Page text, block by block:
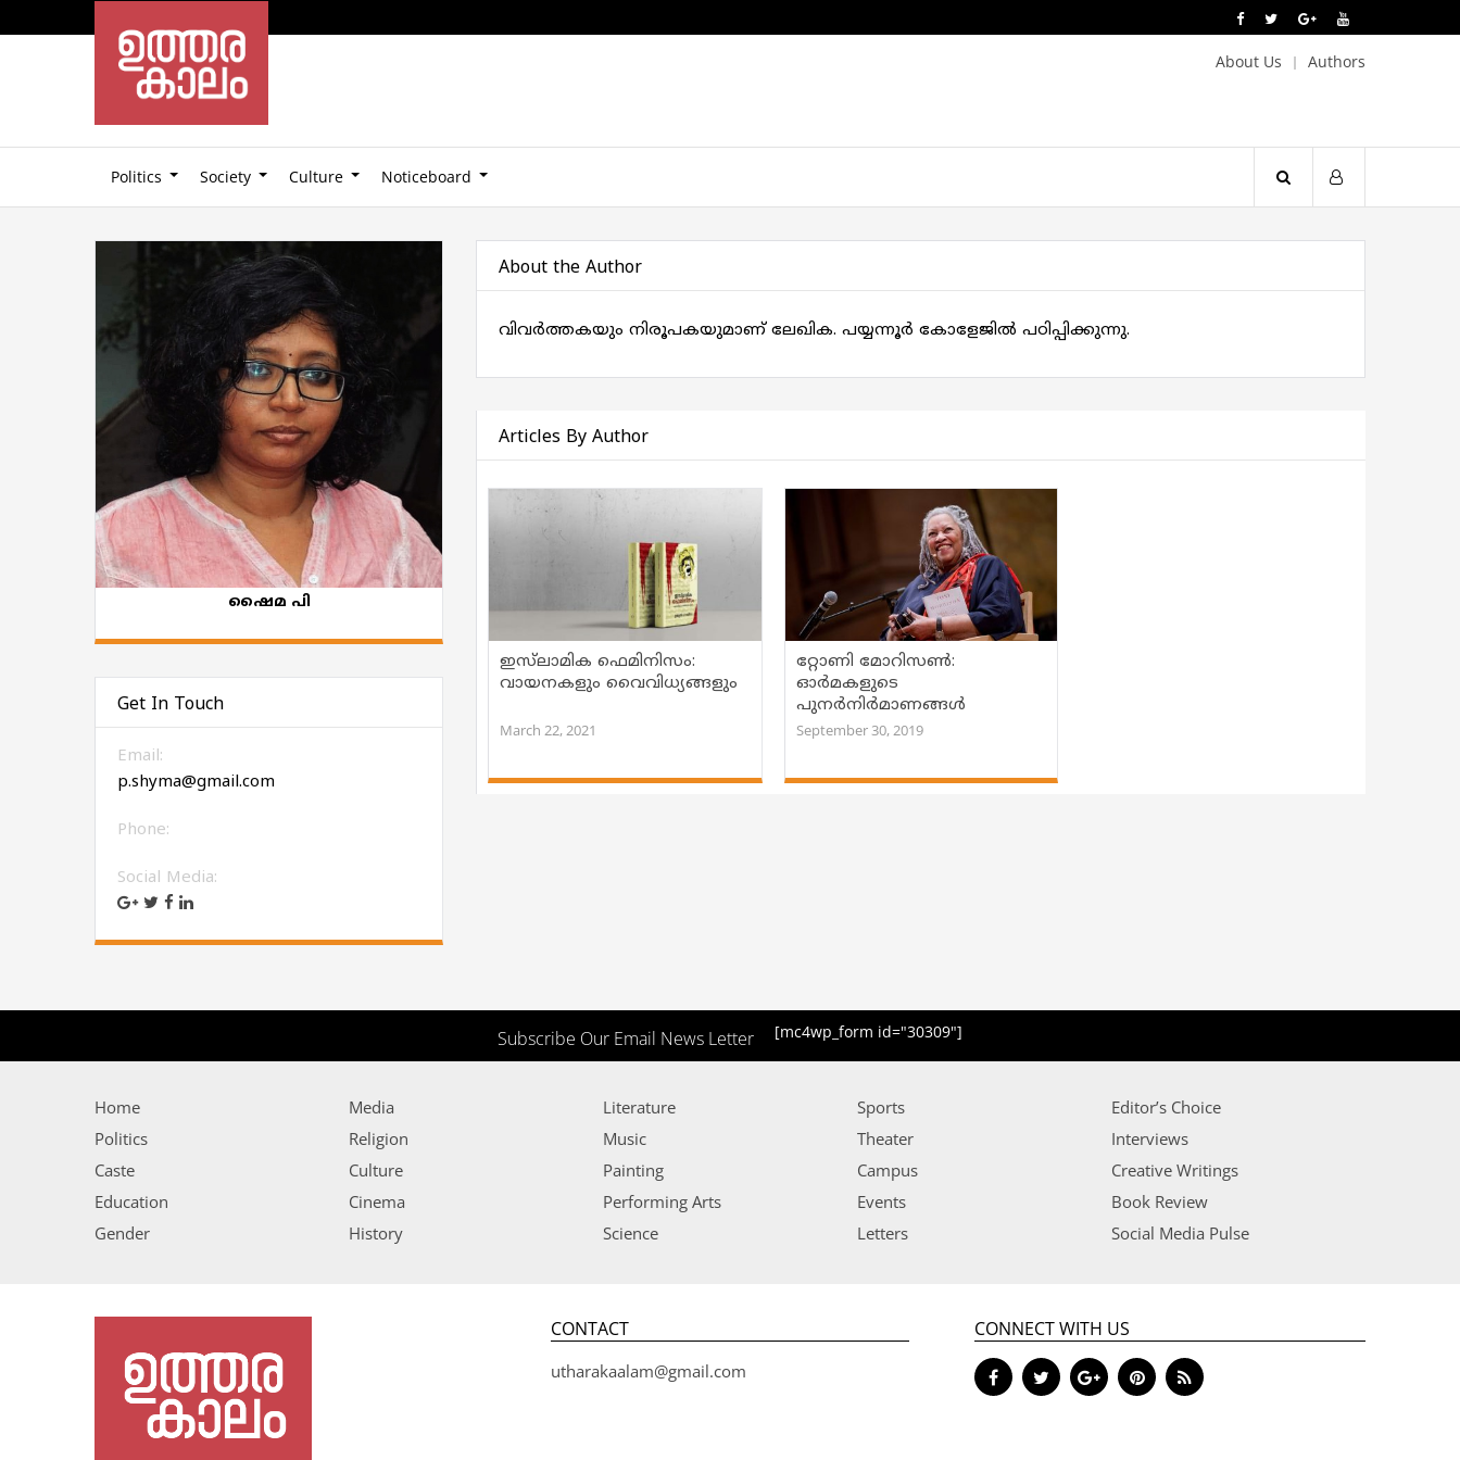
About Us Authors
Politics Society Culture Noticeboard
ഷൈമ പി
Get In Touch
Email:
p.shyma@gmail.com
Phone:
Social Media:
About the Author
വിവർത്തകയും നിരൂപകയുമാണ് ലേഖിക. പയ്യന്നൂർ കോളേജിൽ പഠിപ്പിക്കുന്നു.
Articles By Author
ഇസ്‌ലാമിക ഫെമിനിസം:
വായനകളും വൈവിധ്യങ്ങളും
March 22, 2021
റ്റോണി മോറിസണ്‍:
ഓര്‍മകളുടെ
പുനര്‍നിര്‍മാണങ്ങൾ
September 30, 2019
Subscribe Our Email News Letter [mc4wp_form id="30309"]
Home
Politics
Caste
Education
Gender
Media
Religion
Culture
Cinema
History
Literature
Music
Painting
Performing Arts
Science
Sports
Theater
Campus
Events
Letters
Editor’s Choice
Interviews
Creative Writings
Book Review
Social Media Pulse
CONTACT
utharakaalam@gmail.com
CONNECT WITH US